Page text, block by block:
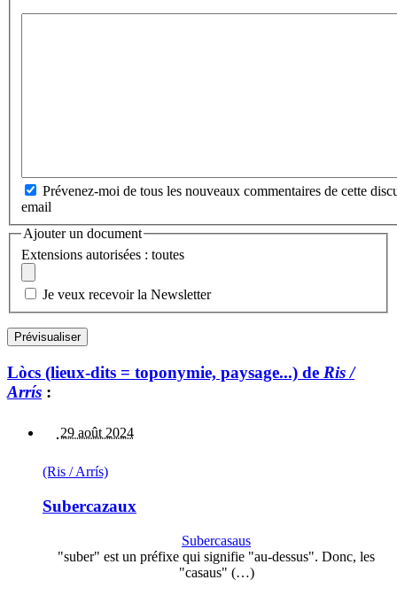
Prévenez-moi de tous les nouveaux commentaires de cette
email
Ajouter un document
Extensions autorisées : toutes
Je veux recevoir la Newsletter
Lòcs (lieux-dits = toponymie, paysage...) de Ris /
Arrís :
29 août 2024
(Ris / Arrís)
Subercazaux
Subercasaus
"suber" est un préfixe qui signifie "au-dessus". Donc, les
"casaus" (…)